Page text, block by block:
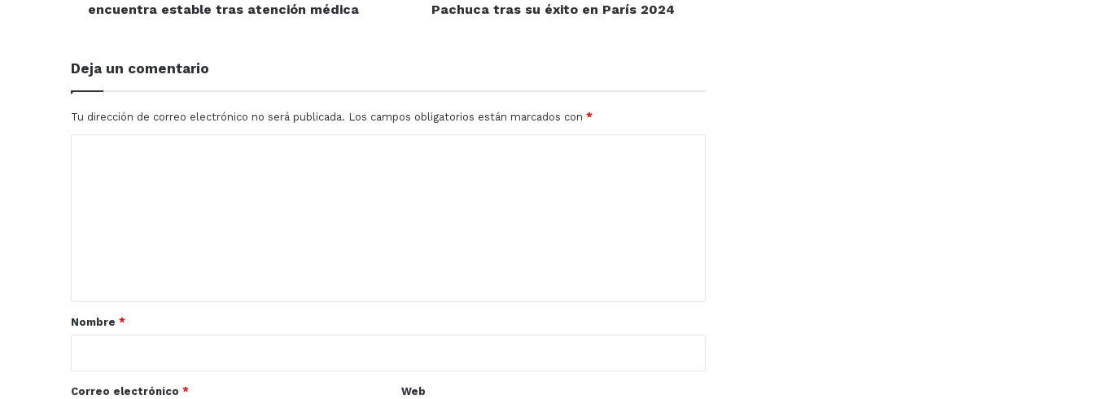
estable
tras
encuentra estable tras atención médica
2024
Pachuca tras su éxito en París 2024
Deja un comentario
Tu dirección de correo electrónico no será publicada. Los campos obligatorios están marcados con *
r
*
Nombre *
Correo electrónico * Web